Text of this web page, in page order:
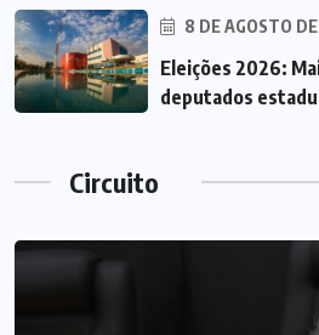
8 DE AGOSTO
Eleições 2026:
deputados
Circuito